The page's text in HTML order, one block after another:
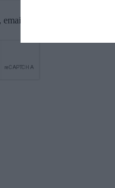
και τον ιστότοπο μου